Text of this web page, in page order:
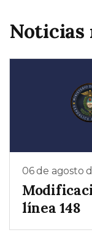
Noticias
06 de agosto
línea 148